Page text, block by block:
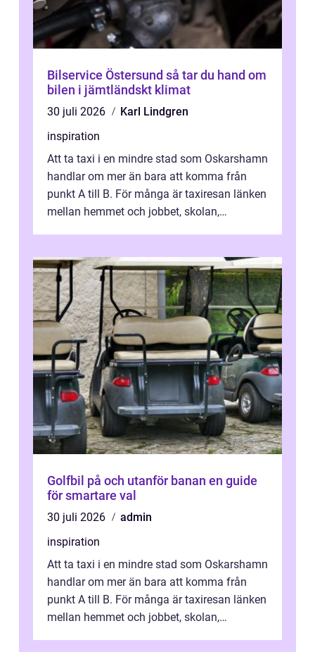
Bilservice Östersund så tar du hand om
bilen i jämtländskt klimat
30 juli 2026
Karl Lindgren
inspiration
Att ta taxi i en mindre stad som Oskarshamn
handlar om mer än bara att komma från
punkt A till B. För många är taxiresan länken
mellan hemmet och jobbet, skolan,
Golfbil på och utanför banan en guide
för smartare val
30 juli 2026
admin
inspiration
Att ta taxi i en mindre stad som Oskarshamn
handlar om mer än bara att komma från
punkt A till B. För många är taxiresan länken
mellan hemmet och jobbet, skolan,